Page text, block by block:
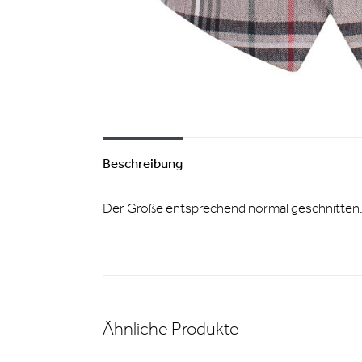
Beschreibung
Der Größe entsprechend normal geschnitten.
Ähnliche Produkte